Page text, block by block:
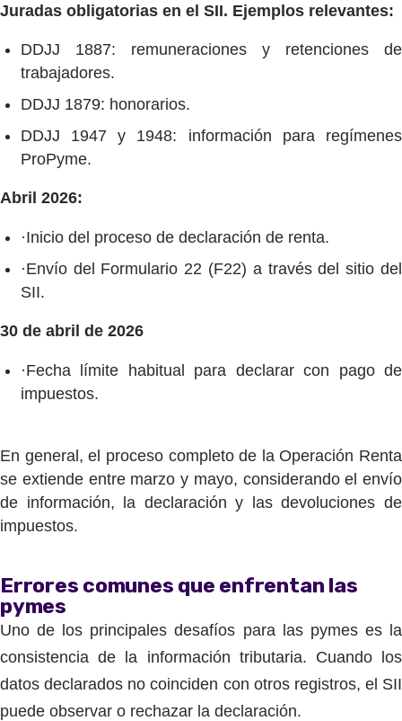
Juradas obligatorias en el SII. Ejemplos relevantes:
DDJJ 1887: remuneraciones y retenciones de
trabajadores.
DDJJ 1879: honorarios.
DDJJ 1947 y 1948: información para regímenes
ProPyme.
Abril 2026:
·Inicio del proceso de declaración de renta.
·Envío del Formulario 22 (F22) a través del sitio del
SII.
30 de abril de 2026
·Fecha límite habitual para declarar con pago de
impuestos.
En general, el proceso completo de la Operación Renta
se extiende entre marzo y mayo, considerando el envío
de información, la declaración y las devoluciones de
impuestos.
Errores comunes que enfrentan las
pymes
Uno de los principales desafíos para las pymes es la
consistencia de la información tributaria. Cuando los
datos declarados no coinciden con otros registros, el SII
puede observar o rechazar la declaración.